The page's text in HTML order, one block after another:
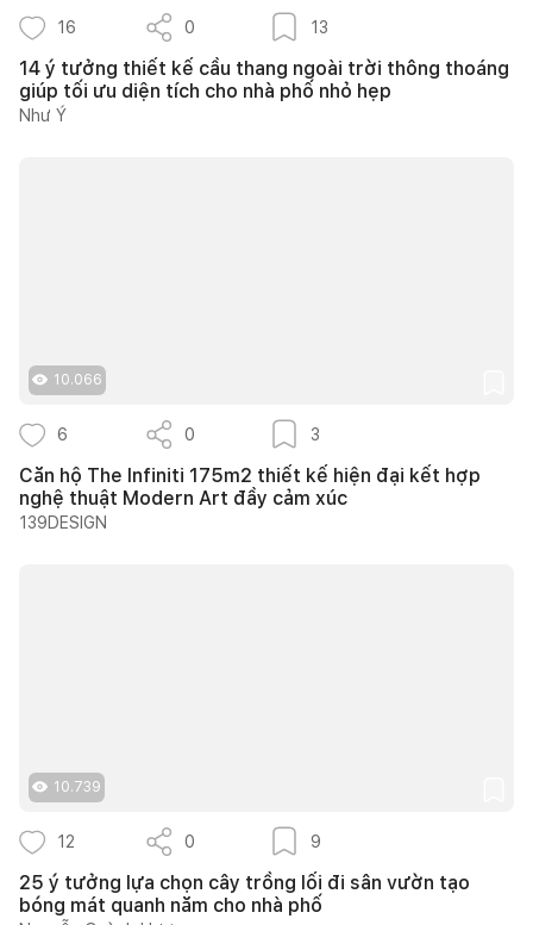
16 0 13
14 ý tưởng thiết kế cầu thang ngoài trời thông thoáng
giúp tối ưu diện tích cho nhà phố nhỏ hẹp
Như Ý
10.066
6 0 3
Căn hộ The Infiniti 175m2 thiết kế hiện đại kết hợp
nghệ thuật Modern Art đầy cảm xúc
139DESIGN
10.739
12 0 9
25 ý tưởng lựa chọn cây trồng lối đi sân vườn tạo
bóng mát quanh năm cho nhà phố